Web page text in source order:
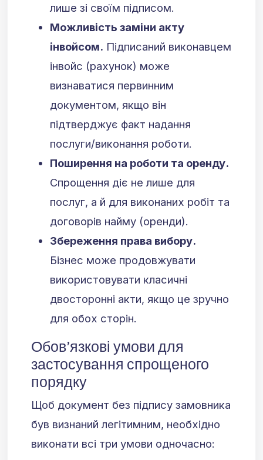
лише зі своїм підписом.
Можливість заміни акту
інвойсом. Підписаний виконавцем
інвойс (рахунок) може
визнаватися первинним
документом, якщо він
підтверджує факт надання
послуги/виконання роботи.
Поширення на роботи та оренду.
Спрощення діє не лише для
послуг, а й для виконаних робіт та
договорів найму (оренди).
Збереження права вибору.
Бізнес може продовжувати
використовувати класичні
двосторонні акти, якщо це зручно
для обох сторін.
Обов’язкові умови для
застосування спрощеного
порядку
Щоб документ без підпису замовника
був визнаний легітимним, необхідно
виконати всі три умови одночасно: